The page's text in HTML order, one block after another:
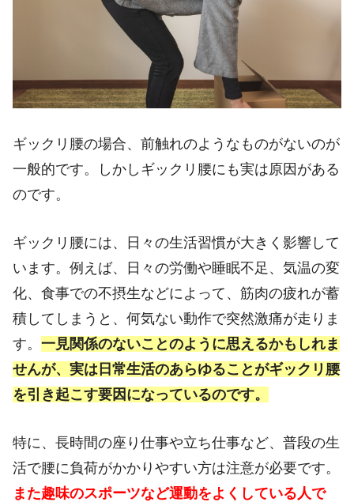
ギックリ腰の場合、前触れのようなものがないのが
一般的です。しかしギックリ腰にも実は原因がある
のです。
ギックリ腰には、日々の生活習慣が大きく影響して
います。例えば、日々の労働や睡眠不足、気温の変
化、食事での不摂生などによって、筋肉の疲れが蓄
積してしまうと、何気ない動作で突然激痛が走りま
す。 一見関係のないことのように思えるかもしれま
せんが、実は日常生活のあらゆることがギックリ腰
を引き起こす要因になっているのです。
特に、長時間の座り仕事や立ち仕事など、普段の生
活で腰に負荷がかかりやすい方は注意が必要です。
また趣味のスポーツなど運動をよくしている人で